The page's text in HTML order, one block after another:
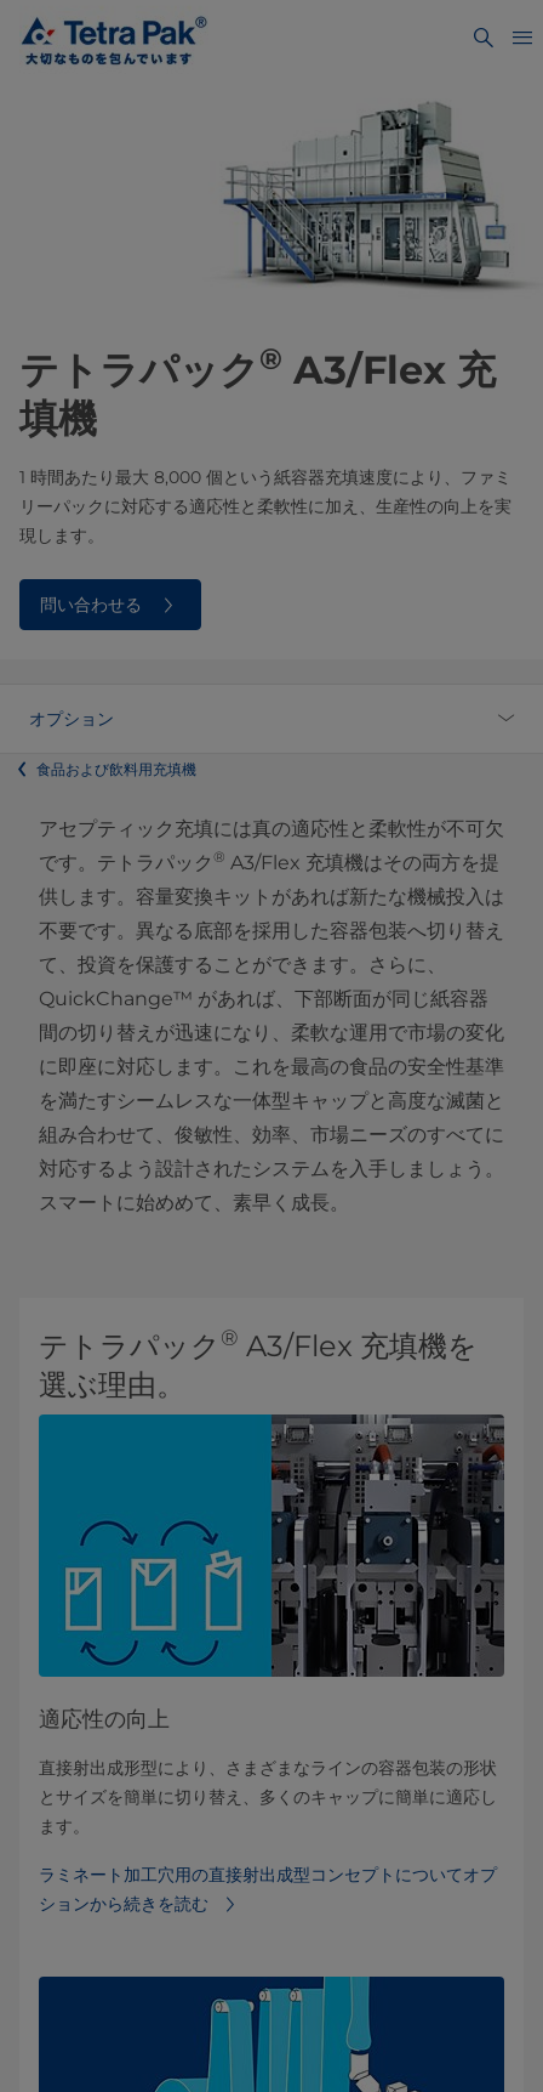
テトラパック ® A3/Flex 充
填機
1 時間あたり最大 8,000 個という紙容器充填速度により、ファミ
リーパックに対応する適応性と柔軟性に加え、生産性の向上を実
現します。
問い合わせる
オプション
食品および飲料用充填機
アセプティック充填には真の適応性と柔軟性が不可欠
です。テトラパック ® A3/Flex 充填機はその両方を提
供します。容量変換キットがあれば新たな機械投入は
不要です。異なる底部を採用した容器包装へ切り替え
て、投資を保護することができます。さらに、
QuickChange™ があれば、下部断面が同じ紙容器
間の切り替えが迅速になり、柔軟な運用で市場の変化
に即座に対応します。これを最高の食品の安全性基準
を満たすシームレスな一体型キャップと高度な滅菌と
組み合わせて、俊敏性、効率、市場ニーズのすべてに
対応するよう設計されたシステムを入手しましょう。
スマートに始めめて、素早く成長。
テトラパック ® A3/Flex 充填機を
選ぶ理由。
適応性の向上
直接射出成形型により、さまざまなラインの容器包装の形状
とサイズを簡単に切り替え、多くのキャップに簡単に適応し
ます。
ラミネート加工穴用の直接射出成型コンセプトについてオプ
ションから続きを読む